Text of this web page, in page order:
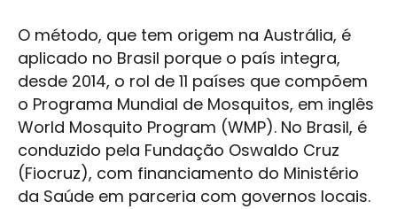
O método, que tem origem na Austrália, é
aplicado no Brasil porque o país integra,
desde 2014, o rol de 11 países que compõem
o Programa Mundial de Mosquitos, em inglês
World Mosquito Program (WMP). No Brasil, é
conduzido pela Fundação Oswaldo Cruz
(Fiocruz), com financiamento do Ministério
da Saúde em parceria com governos locais.